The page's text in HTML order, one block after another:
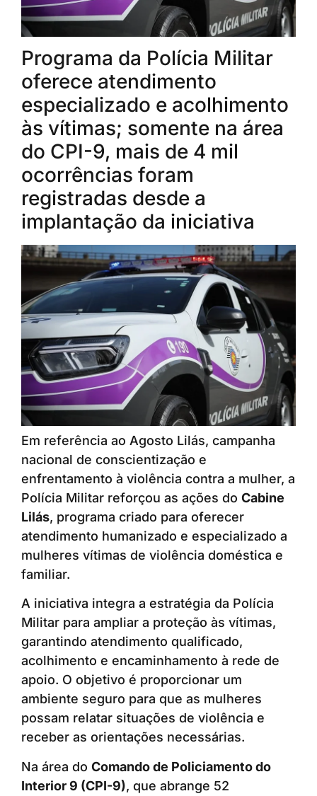
Programa da Polícia Militar
oferece atendimento
especializado e acolhimento
às vítimas; somente na área
do CPI-9, mais de 4 mil
ocorrências foram
registradas desde a
implantação da iniciativa
Em referência ao Agosto Lilás, campanha
nacional de conscientização e
enfrentamento à violência contra a mulher, a
Polícia Militar reforçou as ações do Cabine
Lilás, programa criado para oferecer
atendimento humanizado e especializado a
mulheres vítimas de violência doméstica e
familiar.
A iniciativa integra a estratégia da Polícia
Militar para ampliar a proteção às vítimas,
garantindo atendimento qualificado,
acolhimento e encaminhamento à rede de
apoio. O objetivo é proporcionar um
ambiente seguro para que as mulheres
possam relatar situações de violência e
receber as orientações necessárias.
Na área do Comando de Policiamento do
Interior 9 (CPI-9), que abrange 52